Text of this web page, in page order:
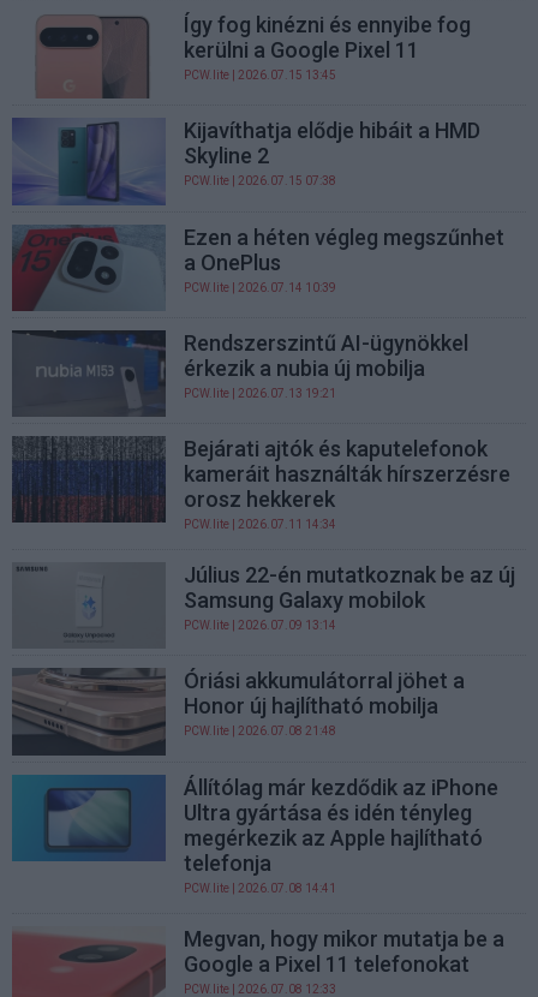
Így fog kinézni és ennyibe fog
kerülni a Google Pixel 11
PCW.lite | 2026.07.15 13:45
Kijavíthatja elődje hibáit a HMD
Skyline 2
PCW.lite | 2026.07.15 07:38
Ezen a héten végleg megszűnhet
a OnePlus
PCW.lite | 2026.07.14 10:39
Rendszerszintű AI-ügynökkel
érkezik a nubia új mobilja
PCW.lite | 2026.07.13 19:21
Bejárati ajtók és kaputelefonok
kameráit használták hírszerzésre
orosz hekkerek
PCW.lite | 2026.07.11 14:34
Július 22-én mutatkoznak be az új
Samsung Galaxy mobilok
PCW.lite | 2026.07.09 13:14
Óriási akkumulátorral jöhet a
Honor új hajlítható mobilja
PCW.lite | 2026.07.08 21:48
Állítólag már kezdődik az iPhone
Ultra gyártása és idén tényleg
megérkezik az Apple hajlítható
telefonja
PCW.lite | 2026.07.08 14:41
Megvan, hogy mikor mutatja be a
Google a Pixel 11 telefonokat
PCW.lite | 2026.07.08 12:33